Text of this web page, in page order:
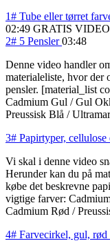
1# Tube eller tørret
02:49 GRATIS VIDEO
2# 5 Pensler03:48
Denne video handler
materialeliste, hvor der
pensler. [material_list
Cadmium Gul / Gul
Preussisk Blå /
3# Papirtyper,
Vi skal i denne video
Herunder kan du på
købe det beskrevne
vigtige farver:
Cadmium Rød /
4# Farvecirkel, gul, rød